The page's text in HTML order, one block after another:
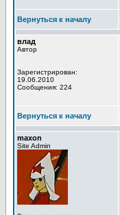
Вернуться к началу
влад
Автор
Зарегистрирован:
19.06.2010
Сообщения: 224
Вернуться к началу
maxon
Site Admin